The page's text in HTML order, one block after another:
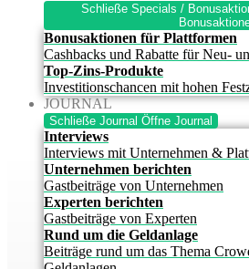
Schließe Specials /
Bonusaktionen für Plattformen
Cashbacks und Rabatte für Neu-
Top-Zins-Produkte
Investitionschancen mit hohen
JOURNAL
Schließe Journal Öffne Journal
Interviews
Interviews mit Unternehmen &
Unternehmen berichten
Gastbeiträge von Unternehmen
Experten berichten
Gastbeiträge von Experten
Rund um die Geldanlage
Beiträge rund um das Thema